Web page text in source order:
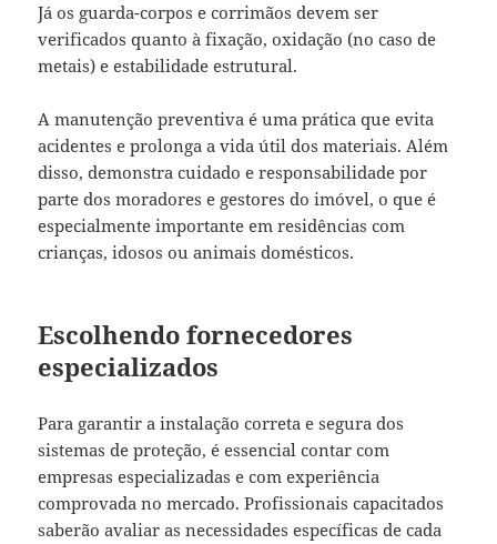
Já os guarda-corpos e corrimãos devem ser
verificados quanto à fixação, oxidação (no caso de
metais) e estabilidade estrutural.
A manutenção preventiva é uma prática que evita
acidentes e prolonga a vida útil dos materiais. Além
disso, demonstra cuidado e responsabilidade por
parte dos moradores e gestores do imóvel, o que é
especialmente importante em residências com
crianças, idosos ou animais domésticos.
Escolhendo fornecedores
especializados
Para garantir a instalação correta e segura dos
sistemas de proteção, é essencial contar com
empresas especializadas e com experiência
comprovada no mercado. Profissionais capacitados
saberão avaliar as necessidades específicas de cada